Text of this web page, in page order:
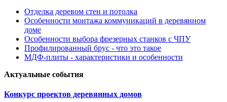
Отделка деревом стен и потолка
Особенности монтажа коммуникаций в деревянном
доме
Особенности выбора фрезерных станков с ЧПУ
Профилированный брус - что это такое
МДФ-плиты - характеристики и особенности
Актуальные события
Конкурс проектов деревянных домов